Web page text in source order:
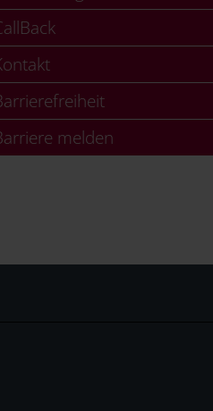
melden